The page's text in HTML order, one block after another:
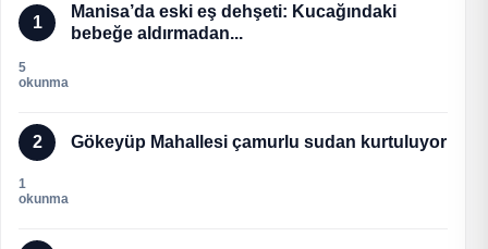
1
Manisa’da eski eş dehşeti: Kucağındaki
bebeğe aldırmadan...
5
okunma
2 Gökeyüp Mahallesi çamurlu sudan kurtuluyor
1
okunma